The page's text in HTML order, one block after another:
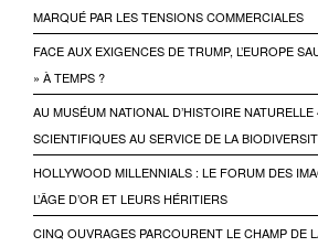
MARQUÉ PAR LES TENSIONS COMMERCIALES
FACE AUX EXIGENCES DE TRUMP, L’EUROPE
» À TEMPS ?
AU MUSÉUM NATIONAL D’HISTOIRE NATURELLE
SCIENTIFIQUES AU SERVICE DE LA
HOLLYWOOD MILLENNIALS : LE FORUM DES
L’ÂGE D’OR ET LEURS HÉRITIERS
CINQ OUVRAGES PARCOURENT LE CHAMP DE